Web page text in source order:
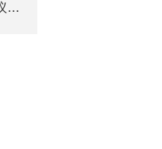
学习贯彻中央人大工作会议精神